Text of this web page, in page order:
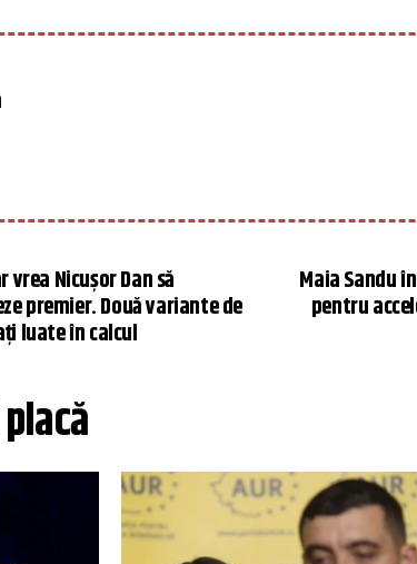
vrea Nicușor Dan să
premier. Două variante de
luate în calcul
Maia Sandu
pentru